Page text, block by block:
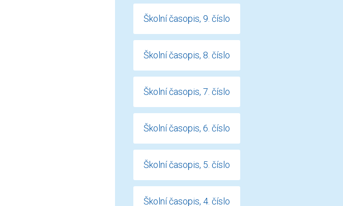
Školní časopis, 9. číslo
Školní časopis, 8. číslo
Školní časopis, 7. číslo
Školní časopis, 6. číslo
Školní časopis, 5. číslo
Školní časopis, 4. číslo